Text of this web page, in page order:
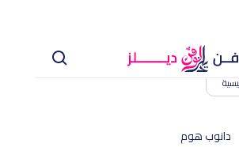
دانوب هوم